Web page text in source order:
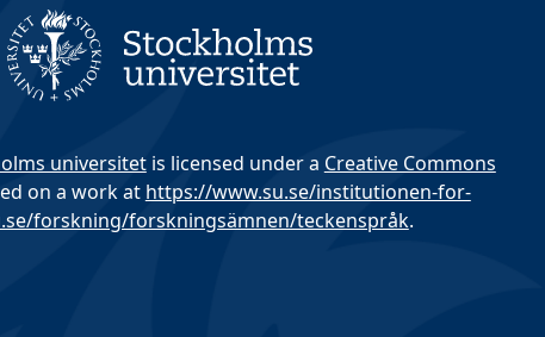
universitetis licensed under a Creative Commons
on a work at https://www.su.se/institutionen-for-
forskning/forskningsämnen/teckenspråk.